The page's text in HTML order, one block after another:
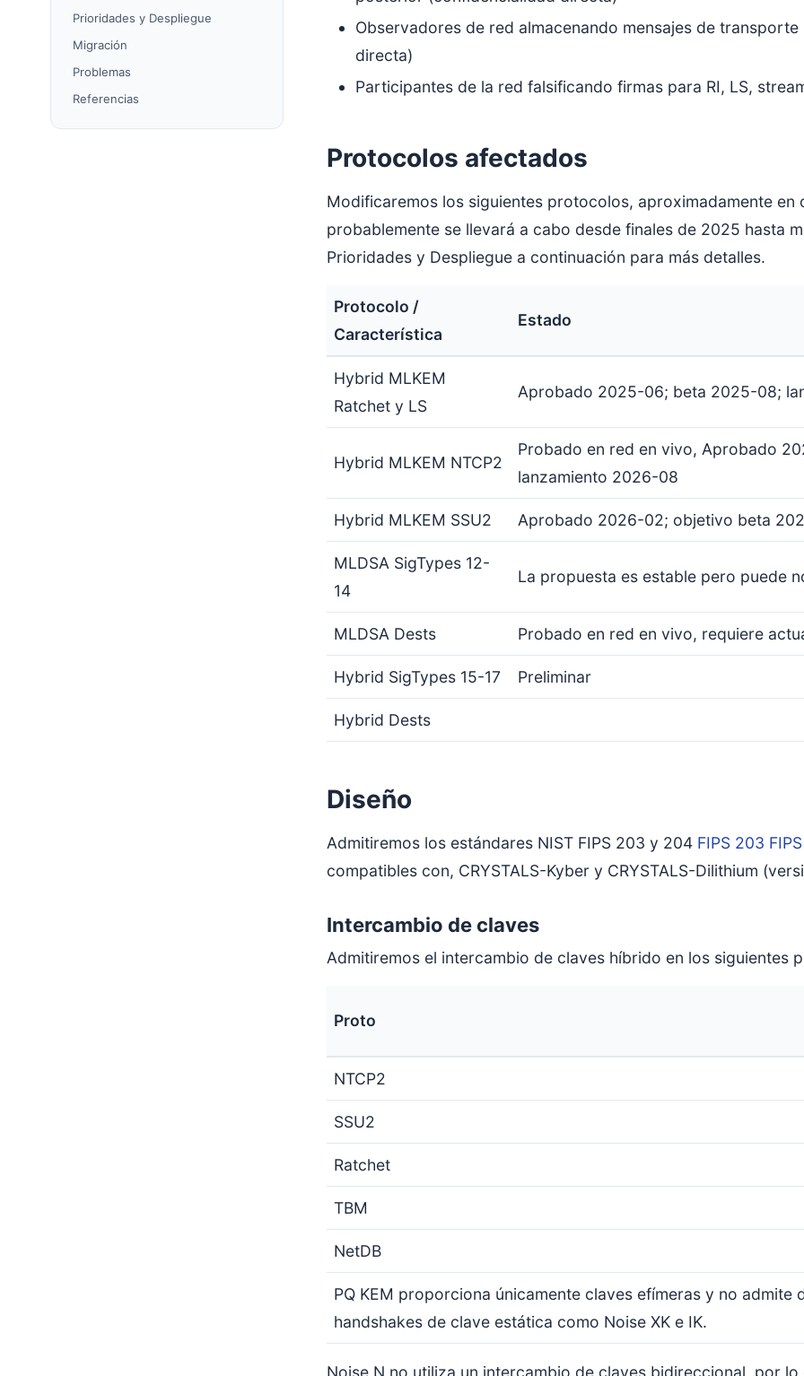
Prioridades y Despliegue
Migración
Problemas
Referencias
Observadores de red almacenando mensajes de
directa)
Participantes de la red falsificando firmas para RI, LS,
Protocolos afectados
Modificaremos los siguientes protocolos, aproximadamente
probablemente se llevará a cabo desde finales de 2025 hasta
Prioridades y Despliegue a continuación para más detalles.
Protocolo /
Característica
Estado
Hybrid MLKEM
Ratchet y LS
Aprobado 2025-06; beta 2025-08;
Hybrid MLKEM NTCP2
Probado en red en vivo, Aprobado
lanzamiento 2026-08
Hybrid MLKEM SSU2 Aprobado 2026-02; objetivo beta
MLDSA SigTypes 12-
14
La propuesta es estable pero puede
MLDSA Dests Probado en red en vivo, requiere
Hybrid SigTypes 15-17 Preliminar
Hybrid Dests
Diseño
Admitiremos los estándares NIST FIPS 203 y 204 FIPS 203
compatibles con, CRYSTALS-Kyber y CRYSTALS-Dilithium
Intercambio de claves
Admitiremos el intercambio de claves híbrido en los siguientes
Proto
NTCP2
SSU2
Ratchet
TBM
NetDB
PQ KEM proporciona únicamente claves efímeras y no admite
handshakes de clave estática como Noise XK e IK.
Noise N no utiliza un intercambio de claves bidireccional, por